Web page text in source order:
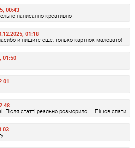
00:43
написанно креативно
01:18
и пишите еще, только картнок маловато!
01:50
Після статті реально розморило ... Пішов спати.